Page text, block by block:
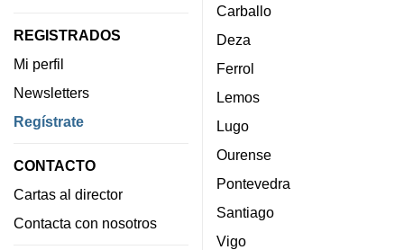
REGISTRADOS
Mi perfil
Newsletters
Regístrate
CONTACTO
Cartas al director
Contacta con nosotros
Carballo
Deza
Ferrol
Lemos
Lugo
Ourense
Pontevedra
Santiago
Vigo